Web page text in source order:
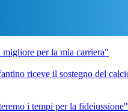
per la mia carriera"
riceve il sostegno del
i tempi per la fideiussione"